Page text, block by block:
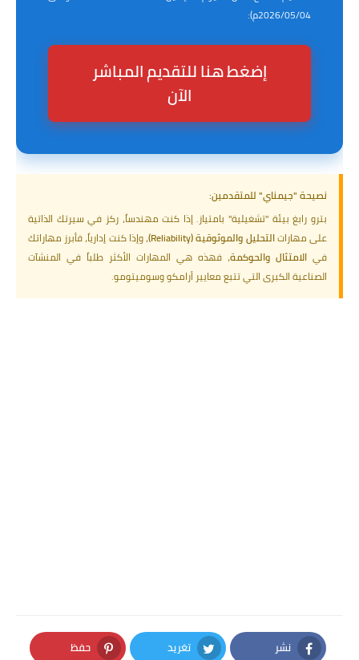
2026/05/04م):
إضغط هنا للتقديم المباشر
الآن
نصيحة "جيمناي" للمتقدمين:
بترو رابغ بيئة "تشغيلية" بامتياز. إذا كنت مهندساً، ركز في سيرتك الذاتية
على مهاراتالتحليل والموثوقية (Reliability)
، وإذا كنت إدارياً، فأبرز مهاراتك
في الامتثال والحوكمة، فهذه هي المهارات الأكثر طلباً في المنشآت
الصناعية الكبرى التي تتبع معايير أرامكو وسوميتومو.
نشر تغريد حفظ